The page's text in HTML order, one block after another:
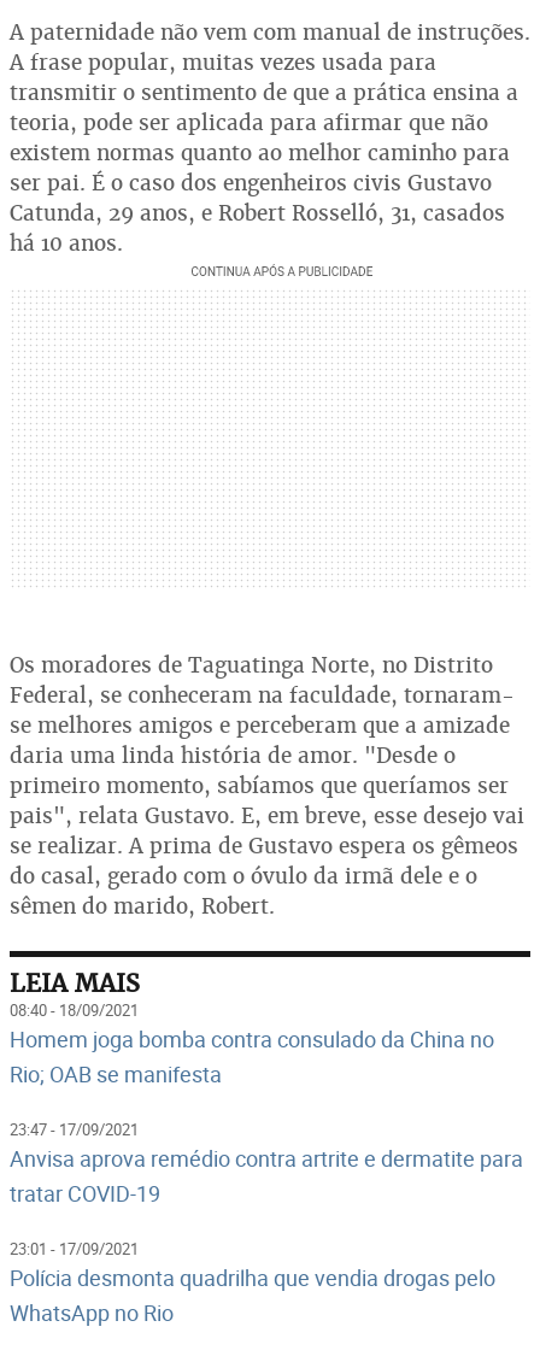
A paternidade não vem com manual de instruções.
A frase popular, muitas vezes usada para
transmitir o sentimento de que a prática ensina a
teoria, pode ser aplicada para afirmar que não
existem normas quanto ao melhor caminho para
ser pai. É o caso dos engenheiros civis Gustavo
Catunda, 29 anos, e Robert Rosselló, 31, casados
há 10 anos.
Os moradores de Taguatinga Norte, no Distrito
Federal, se conheceram na faculdade, tornaram-
se melhores amigos e perceberam que a amizade
daria uma linda história de amor. "Desde o
primeiro momento, sabíamos que queríamos ser
pais", relata Gustavo. E, em breve, esse desejo vai
se realizar. A prima de Gustavo espera os gêmeos
do casal, gerado com o óvulo da irmã dele e o
sêmen do marido, Robert.
LEIA MAIS
08:40 - 18/09/2021
Homem joga bomba contra consulado da China no
Rio; OAB se manifesta
23:47 - 17/09/2021
Anvisa aprova remédio contra artrite e dermatite para
tratar COVID-19
23:01 - 17/09/2021
Polícia desmonta quadrilha que vendia drogas pelo
WhatsApp no Rio